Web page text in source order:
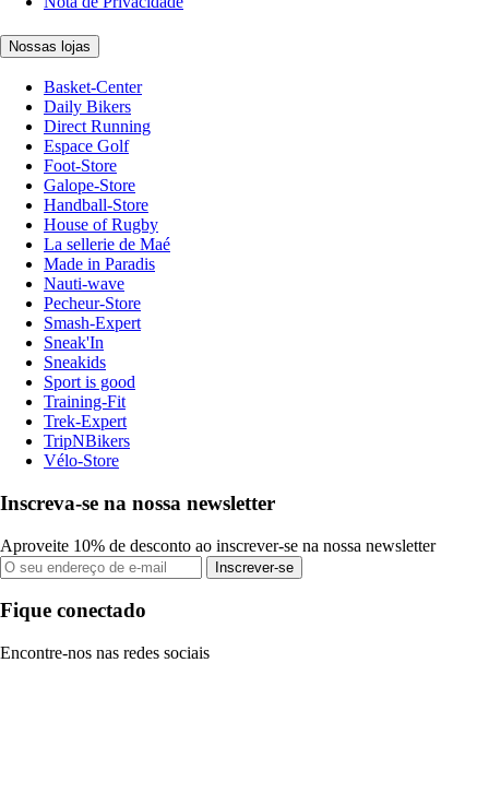
Nossas lojas
Basket-Center
Daily Bikers
Direct Running
Espace Golf
Foot-Store
Galope-Store
Handball-Store
House of Rugby
La sellerie de Maé
Made in Paradis
Nauti-wave
Pecheur-Store
Smash-Expert
Sneak'In
Sneakids
Sport is good
Training-Fit
Trek-Expert
TripNBikers
Vélo-Store
Inscreva-se na nossa newsletter
Aproveite 10% de desconto ao inscrever-se na nossa newsletter
Inscrever-se
Fique conectado
Encontre-nos nas redes sociais